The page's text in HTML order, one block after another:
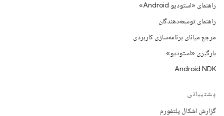
راهنمای «استودیو Android»
راهنمای توسعه‌دهندگان
مرجع میانای برنامه‌سازی کاربردی
بارگیری «استودیو»
Android NDK
پشتیبانی
گزارش اشکال پلتفورم